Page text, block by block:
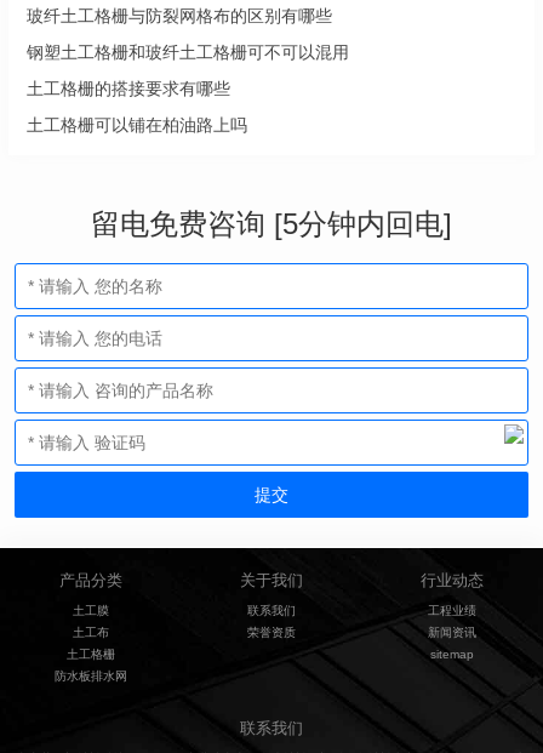
玻纤土工格栅与防裂网格布的区别有哪些
钢塑土工格栅和玻纤土工格栅可不可以混用
土工格栅的搭接要求有哪些
土工格栅可以铺在柏油路上吗
留电免费咨询 [5分钟内回电]
产品分类
土工膜
土工布
土工格栅
防水板排水网
关于我们
联系我们
荣誉资质
行业动态
工程业绩
新闻资讯
sitemap
联系我们